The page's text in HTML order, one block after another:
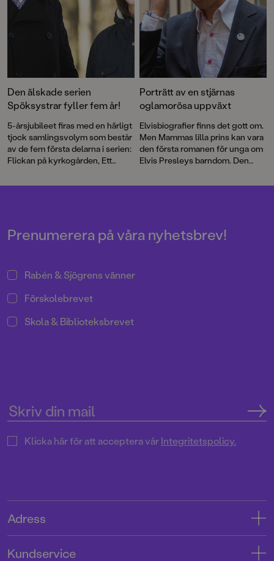
Den älskade serien
Spöksystrar fyller fem år!
5-årsjubileet firas med en härligt
tjock samlingsvolym som består
av de fem första delarna i serien:
Flickan på kyrkogården, Ett
över, Den fruktansvärda
Porträtt av en stjärnas
oglamorösa uppväxt
Elvisbiografier finns det gott om.
Men Mammas lilla prins kan vara
den första romanen för unga om
Elvis Presleys barndom. Den
Melin har skapat en berättelse
Prenumerera på våra nyhetsbrev!
Rabén & Sjögrens vänner
Förskolebrevet
Skola & Biblioteksbrevet
Klicka här för att acceptera vårIntegritetspolicy.
Adress
Kundservice